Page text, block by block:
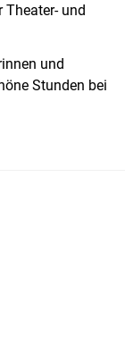
Theater- und
und
Stunden bei